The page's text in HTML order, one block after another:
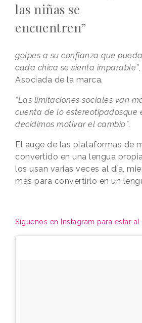
las niñas se
encuentren”
golpes a su confianza que
cada chica se sienta imparable”
Asociada de la marca.
“Las limitaciones sociales van
cuenta de lo estereotipadosque
decidimos motivar el cambio”.
El auge de las plataformas de
convertido en una lengua
los usan varias veces al día,
más para convertirlo en un
Síguenos en Instagram para estar